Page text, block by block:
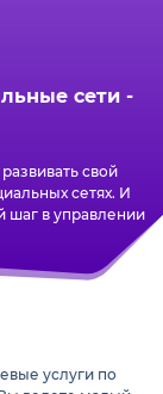
сети -
свой
сетях. И
шаг в управлении
услуги по